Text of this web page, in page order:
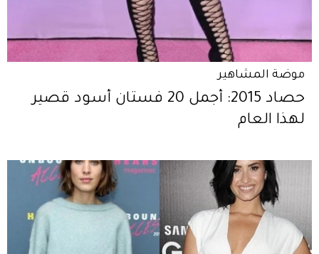
موضة المشاهير
حصاد 2015: أجمل 20 فستان أسود قصير
لهذا العام